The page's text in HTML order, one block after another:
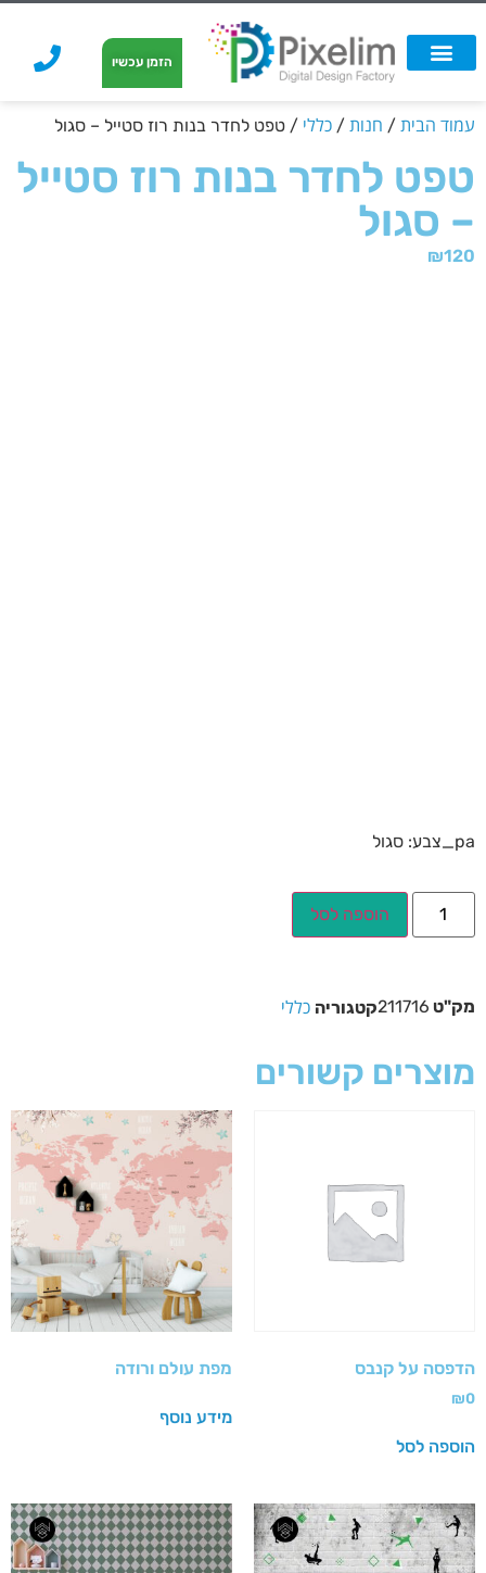
הזמן עכשיו
עמוד הבית / חנות / כללי / טפט לחדר בנות רוז סטייל – סגול
טפט לחדר בנות רוז סטייל
– סגול
₪120
pa_צבע: סגול
הוספה לסל
מק"ט 211716קטגוריה כללי
מוצרים קשורים
הדפסה על קנבס
₪0
הוספה לסל
מפת עולם ורודה
מידע נוסף